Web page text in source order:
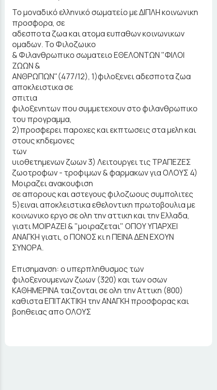
Το μοναδικό ελληνικό σωματείο με ΔΙΠΛΗ κοινωνικη
προσφορα, σε
αδεσποτα ζωα και ατομα ευπαθων κοινωνικων
ομαδων. Το Φιλοζωικο
& Φιλανθρωπικο σωματειο ΕΘΕΛΟΝΤΩΝ "ΦΙΛΟΙ
ΖΩΩΝ &
ΑΝΘΡΩΠΩΝ"(477/12), 1)φιλοξενει αδεσποτα ζωα
αποκλειστικα σε
σπιτια
φιλοξενητων που συμμετεχουν στο φιλανθρωπικο
του προγραμμα,
2)προσφερει παροχες και εκπτωσεις στα μελη και
στους κηδεμονες
των
υιοθετημενων ζωων 3) Λειτουργει τις ΤΡΑΠΕΖΕΣ
ζωοτροφων - τροφιμων & φαρμακων για ΟΛΟΥΣ 4)
Μοιραζει ανακουφιση
σε απορους και αστεγους φιλοζωους συμπολιτες
5)ειναι αποκλειστικα εθελοντικη πρωτοβουλια με
κοινωνικο εργο σε ολη την αττικη και την Ελλαδα,
γιατι ΜΟΙΡΑΖΕΙ & "μοιραζεται" ΟΠΟΥ ΥΠΑΡΧΕΙ
ΑΝΑΓΚΗ γιατι, ο ΠΟΝΟΣ κι η ΠΕΙΝΑ ΔΕΝ ΕΧΟΥΝ
ΣΥΝΟΡΑ.
Επισημανση: ο υπερπληθυσμος των
φιλοξενουμενων ζωων (320) και των οσων
ΚΑΘΗΜΕΡΙΝΑ ταιζονται σε ολη την Αττικη (800)
καθιστα ΕΠΙΤΑΚΤΙΚΗ την ΑΝΑΓΚΗ προσφορας και
βοηθειας απο ΟΛΟΥΣ